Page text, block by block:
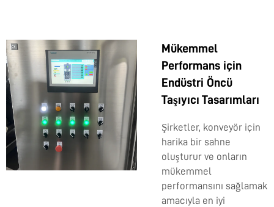
Mükemmel
Performans için
Endüstri Öncü
Taşıyıcı Tasarımları
Şirketler, konveyör için
harika bir sahne
oluşturur ve onların
mükemmel
performansını sağlamak
amacıyla en iyi